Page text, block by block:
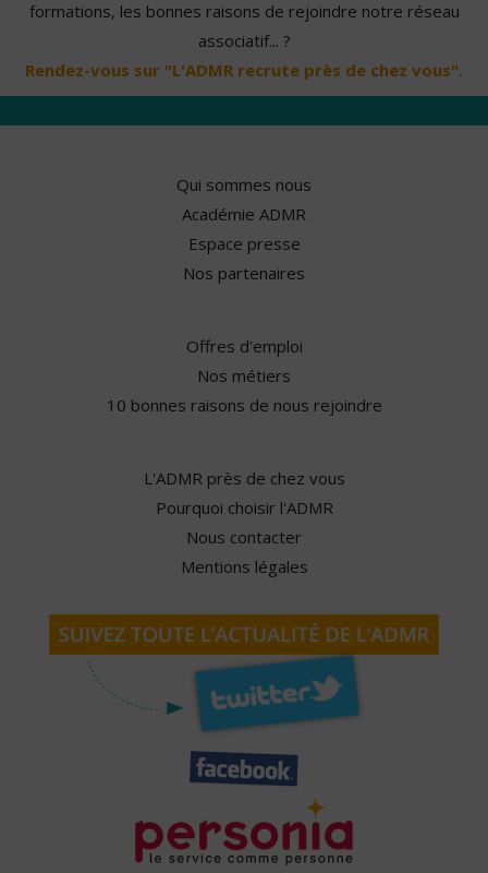
formations, les bonnes raisons de rejoindre notre réseau
associatif... ?
Rendez-vous sur "L'ADMR recrute près de chez vous".
Qui sommes nous
Académie ADMR
Espace presse
Nos partenaires
Offres d'emploi
Nos métiers
10 bonnes raisons de nous rejoindre
L'ADMR près de chez vous
Pourquoi choisir l'ADMR
Nous contacter
Mentions légales